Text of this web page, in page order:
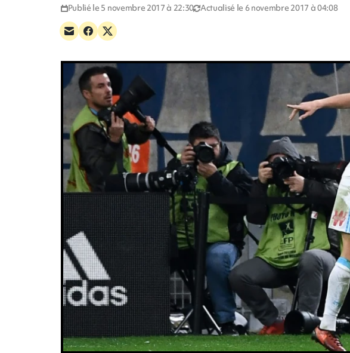
Publié le 5 novembre 2017 à 22:30 Actualisé le 6 novembre 2017 à 04:08